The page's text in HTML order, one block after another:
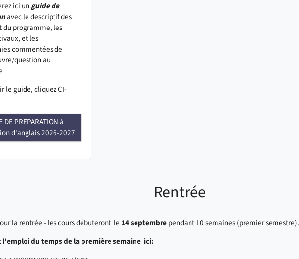
ici unguide de
avec le descriptif des
du programme, les
et les
commentées de
question au
le guide, cliquez CI-
DE PREPARATION à
d'anglais 2026-2027
Rentrée
la rentrée - les cours débuteront le 14 septembrependant 10 semaines (premier semestre).
l'emploi du temps de la première semaine ici: